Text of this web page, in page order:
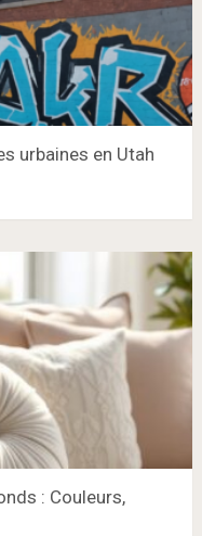
urbaines en Utah
: Couleurs,